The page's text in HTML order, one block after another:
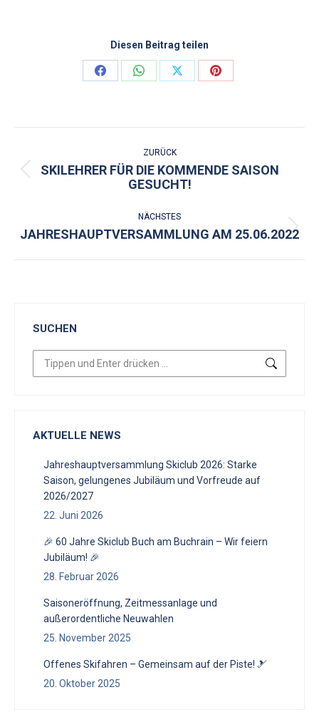
Diesen Beitrag teilen
Share
Share
Share
Share
ZURÜCK
Vorheriger
Beitrag:
SKILEHRER FÜR DIE KOMMENDE SAISON
GESUCHT!
NÄCHSTES
Nächster
JAHRESHAUPTVERSAMMLUNG AM 25.06.2022
SUCHEN
Search:
AKTUELLE NEWS
Jahreshauptversammlung Skiclub 2026: Starke
Saison, gelungenes Jubiläum und Vorfreude auf
2026/2027
22. Juni 2026
🎉 60 Jahre Skiclub Buch am Buchrain – Wir feiern
Jubiläum! 🎉
28. Februar 2026
Saisoneröffnung, Zeitmessanlage und
außerordentliche Neuwahlen
25. November 2025
Offenes Skifahren – Gemeinsam auf der Piste! 🎿
20. Oktober 2025